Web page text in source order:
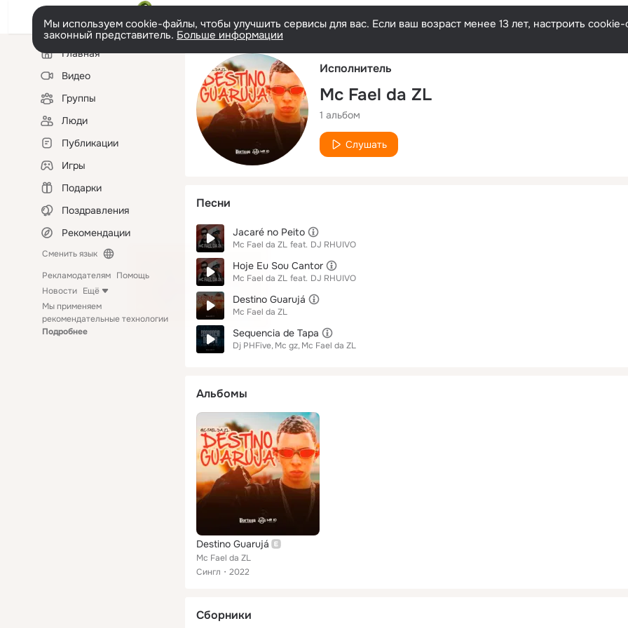
Мы используем cookie-файлы, чтобы улучшить сервисы для вас. Если ваш возраст менее 13 лет, настроить
законный представитель. Больше информации
Левая
колонкаГлавная
Видео
Группы
Люди
Публикации
Игры
Подарки
Поздравления
Рекомендации
Сменить язык
Рекламодателям Помощь
Новости Ещё
Мы применяем
рекомендательные технологии
Подробнее
Исполнитель
Mc Fael da ZL
1 альбом
Слушать
Песни
Jacaré no Peito
Mc Fael da ZL feat. DJ RHUIVO
Hoje Eu Sou Cantor
Mc Fael da ZL feat. DJ RHUIVO
Destino Guarujá
Mc Fael da ZL
Sequencia de Tapa
Dj PHFive Mc gz Mc Fael da ZL
Альбомы
Destino Guarujá
Mc Fael da ZL
Сингл
2022
Сборники